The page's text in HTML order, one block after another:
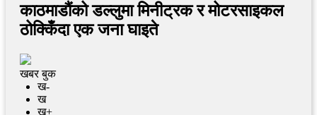
काठमाडौंको डल्लुमा मिनीट्रक र मोटरसाइकल
ठोक्किँदा एक जना घाइते
खबर बुक
ख-
ख
ख+